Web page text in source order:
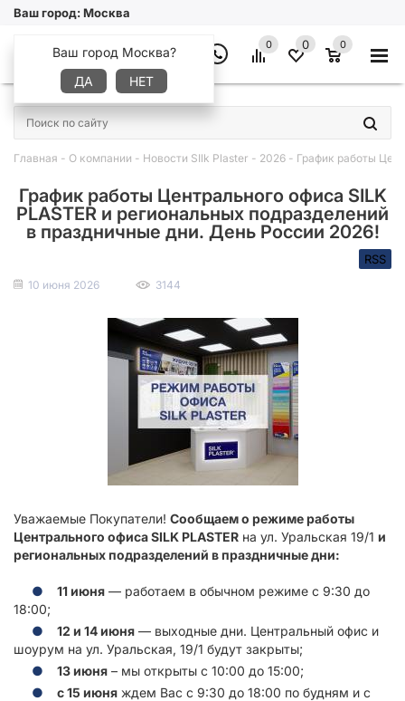
Ваш город:Москва
Ваш город Москва?
ДА
НЕТ
0 0 0
×
Главная - О компании - Новости SIlk Plaster - 2026 - График работы
График работы Центрального офиса SILK
PLASTER и региональных подразделений
в праздничные дни. День России 2026!
RSS
10 июня 2026 3144
Уважаемые Покупатели! Сообщаем о режиме работы
Центрального офиса SILK PLASTER на ул. Уральская 19/1 и
региональных подразделений в праздничные дни:
11 июня — работаем в обычном режиме с 9:30 до
18:00;
12 и 14 июня — выходные дни. Центральный офис и
шоурум на ул. Уральская, 19/1 будут закрыты;
13 июня – мы открыты с 10:00 до 15:00;
с 15 июня ждем Вас с 9:30 до 18:00 по будням и с